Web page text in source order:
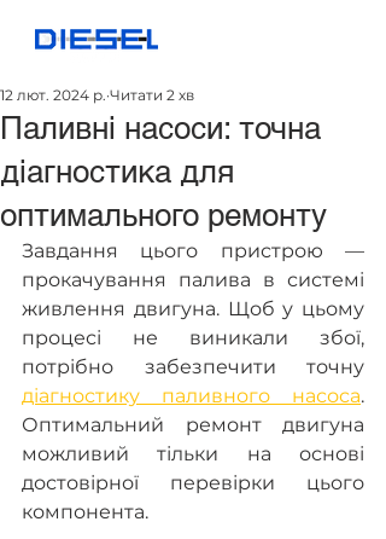
Паливні насоси: точна
діагностика для
оптимального ремонту
12 лют. 2024 р. Читати 2 хв
Завдання цього пристрою —
прокачування палива в системі
живлення двигуна. Щоб у цьому
процесі не виникали збої,
діагностику паливного насоса.
Оптимальний ремонт двигуна
можливий тільки на основі
достовірної перевірки цього
компонента.